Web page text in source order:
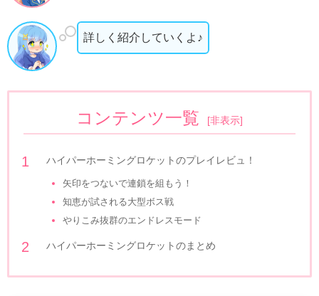
詳しく紹介していくよ♪
コンテンツ一覧 [非表示]
ハイパーホーミングロケットのプレイレビュ！
矢印をつないで連鎖を組もう！
知恵が試される大型ボス戦
やりこみ抜群のエンドレスモード
ハイパーホーミングロケットのまとめ